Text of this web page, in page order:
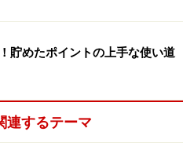
、
マイルの有効期限だけに着
が望ましいでしょう。
ルで特典航空券をゲット
貯めたポイントの上手な使い道
連するテーマ